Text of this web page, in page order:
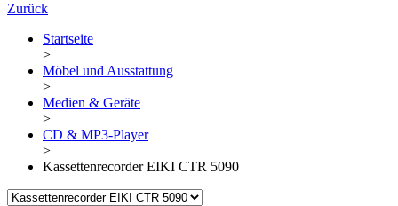
Zurück
Startseite
>
Möbel und Ausstattung
>
Medien & Geräte
>
CD & MP3-Player
>
Kassettenrecorder EIKI CTR 5090